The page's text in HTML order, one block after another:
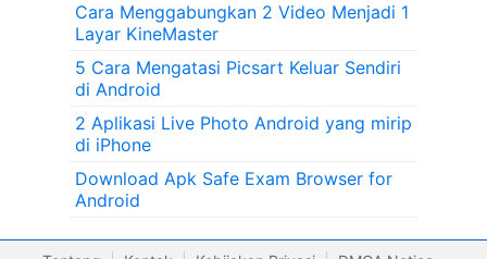
Cara Menggabungkan 2 Video Menjadi 1
Layar KineMaster
5 Cara Mengatasi Picsart Keluar Sendiri
di Android
2 Aplikasi Live Photo Android yang mirip
di iPhone
Download Apk Safe Exam Browser for
Android